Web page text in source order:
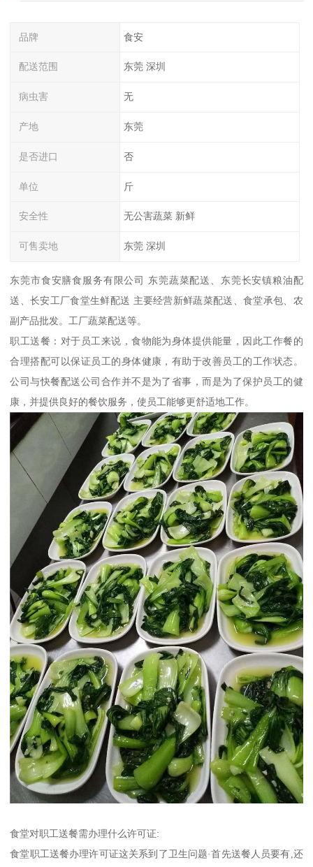
品牌 食安
配送范围 东莞 深圳
病虫害 无
产地 东莞
是否进口 否
单位 斤
安全性 无公害蔬菜 新鲜
可售卖地 东莞 深圳
东莞市食安膳食服务有限公司 东莞蔬菜配送、东莞长安镇粮油配
送、长安工厂食堂生鲜配送 主要经营新鲜蔬菜配送、食堂承包、农
副产品批发。工厂蔬菜配送等。
职工送餐：对于员工来说，食物能为身体提供能量，因此工作餐的
合理搭配可以保证员工的身体健康，有助于改善员工的工作状态。
公司与快餐配送公司合作并不是为了省事，而是为了保护员工的健
康，并提供良好的餐饮服务，使员工能够更舒适地工作。
食堂对职工送餐需办理什么许可证:
食堂职工送餐办理许可证这关系到了卫生问题·首先送餐人员要有,还